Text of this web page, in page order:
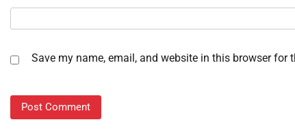
Save my name, email, and website in this browser for